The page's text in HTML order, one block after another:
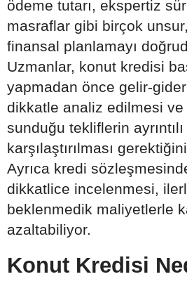
ödeme tutarı, ekspertiz
masraflar gibi birçok
finansal planlamayı
Uzmanlar, konut kredisi
yapmadan önce gelir-
dikkatle analiz edilmesi ve
sunduğu tekliflerin
karşılaştırılması
Ayrıca kredi
dikkatlice incelenmesi,
beklenmedik maliyetlerle
azaltabiliyor.
Konut Kredisi